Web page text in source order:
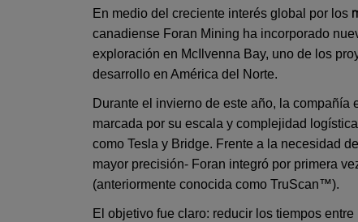
En medio del creciente interés global por los
canadiense Foran Mining ha incorporado
exploración en McIlvenna Bay, uno de los
desarrollo en América del Norte.
Durante el invierno de este año, la
marcada por su escala y complejidad
como Tesla y Bridge. Frente a la necesidad
mayor precisión- Foran integró por primera
(anteriormente conocida como TruScan™).
El objetivo fue claro: reducir los tiempos entre